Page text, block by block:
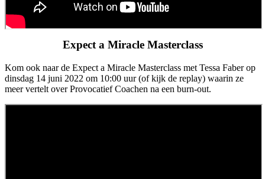
Expect a Miracle Masterclass
Kom ook naar de Expect a Miracle Masterclass met Tessa Faber op
dinsdag 14 juni 2022 om 10:00 uur (of kijk de replay) waarin ze
meer vertelt over Provocatief Coachen na een burn-out.